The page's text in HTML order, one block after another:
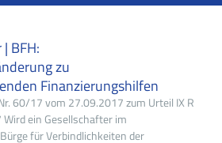
BFH:
zu
Finanzierungshilfen
60/17 vom 27.09.2017 zum Urteil IX R
ein Gesellschafter im
für Verbindlichkeiten der